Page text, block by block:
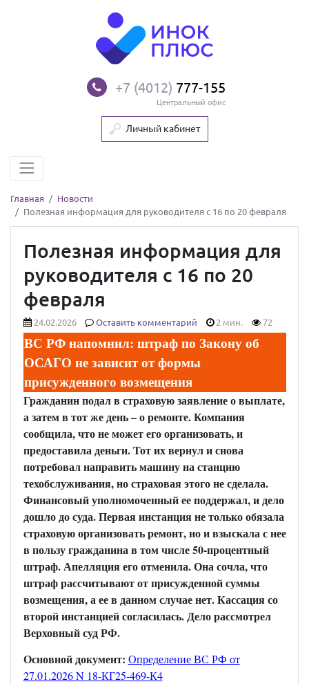
+7 (4012) 777-155
Центральный офис
Личный кабинет
Главная
Новости
Полезная информация для руководителя с 16 по 20 февраля
Полезная информация для
руководителя с 16 по 20
февраля
24.02.2026 Оставить комментарий 2 мин. 72
ВС РФ напомнил: штраф по Закону об
ОСАГО не зависит от формы
присужденного возмещения
Гражданин подал в страховую заявление о выплате,
а затем в тот же день – о ремонте. Компания
сообщила, что не может его организовать, и
предоставила деньги. Тот их вернул и снова
потребовал направить машину на станцию
техобслуживания, но страховая этого не сделала.
Финансовый уполномоченный ее поддержал, и дело
дошло до суда. Первая инстанция не только обязала
страховую организовать ремонт, но и взыскала с нее
в пользу гражданина в том числе 50-процентный
штраф. Апелляция его отменила. Она сочла, что
штраф рассчитывают от присужденной суммы
возмещения, а ее в данном случае нет. Кассация со
второй инстанцией согласилась. Дело рассмотрел
Верховный суд РФ.
Основной документ: Определение ВС РФ от
27.01.2026 N 18-КГ25-469-К4